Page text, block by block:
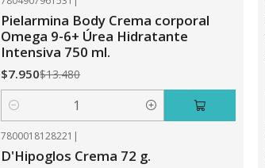
Pielarmina Body Crema corporal
Omega 9-6+ Úrea Hidratante
Intensiva 750 ml.
$7.950$13.480
Cantidad
7800018128221 |
D'Hipoglos Crema 72 g.